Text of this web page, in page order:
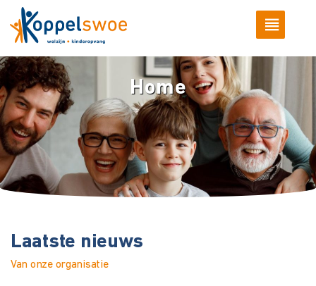
Home
Laatste nieuws
Van onze organisatie